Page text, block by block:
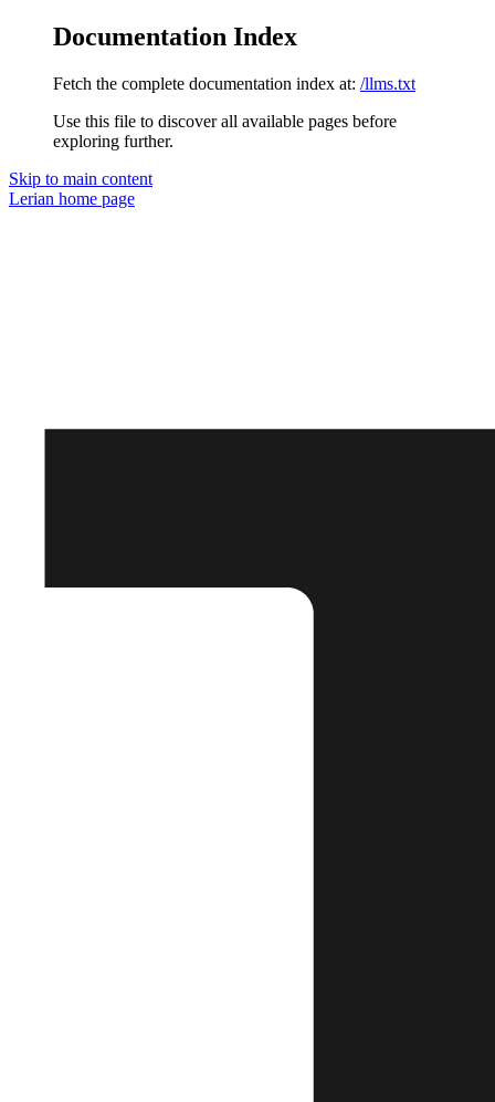
Documentation Index
Fetch the complete documentation index at: /llms.txt
Use this file to discover all available pages before
exploring further.
Skip to main content
Lerian home page